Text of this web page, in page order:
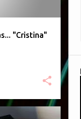
"Cristina"